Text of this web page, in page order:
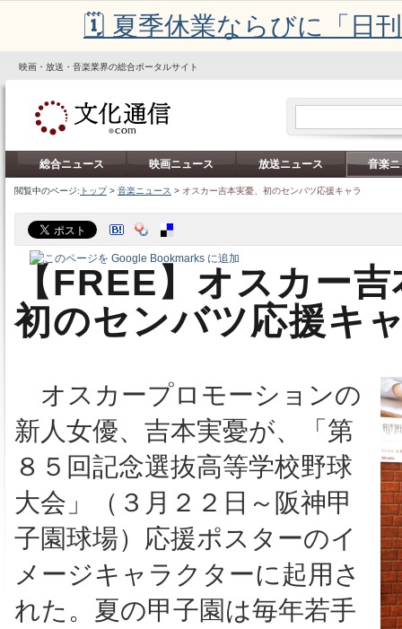
🗓️ 夏季休業ならびに「日
映画・放送・音楽業界の総合ポータルサイト
総合ニュース 映画ニュース 放送ニュース 音楽
閲覧中のページ: トップ> 音楽ニュース > オスカー吉本実憂、初のセンバツ応援キャラ
【FREE】オスカー
初のセンバツ応援キ
オスカープロモーションの
新人女優、吉本実憂が、「第
８５回記念選抜高等学校野球
大会」（３月２２日～阪神甲
子園球場）応援ポスターのイ
メージキャラクターに起用さ
れた。夏の甲子園は毎年若手